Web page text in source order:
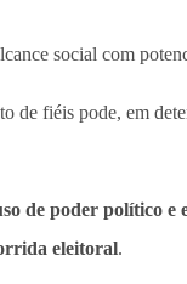
social com
de fiéis pode, em
de poder político e
eleitoral.